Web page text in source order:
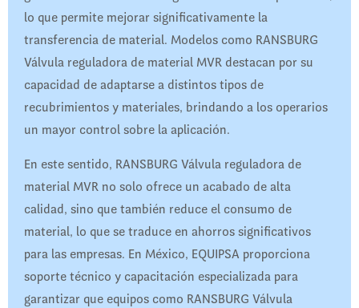
lo que permite mejorar significativamente la
transferencia de material. Modelos como RANSBURG
Válvula reguladora de material MVR destacan por su
capacidad de adaptarse a distintos tipos de
recubrimientos y materiales, brindando a los operarios
un mayor control sobre la aplicación.
En este sentido, RANSBURG Válvula reguladora de
material MVR no solo ofrece un acabado de alta
calidad, sino que también reduce el consumo de
material, lo que se traduce en ahorros significativos
para las empresas. En México, EQUIPSA proporciona
soporte técnico y capacitación especializada para
garantizar que equipos como RANSBURG Válvula